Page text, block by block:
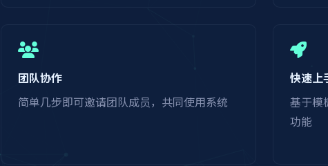
团队协作
简单几步即可邀请团队成员，共同使用系统
快速上
基于模
功能